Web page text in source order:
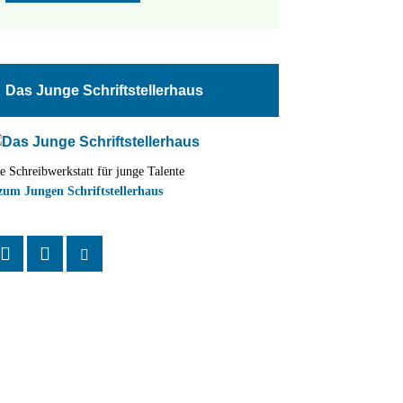
Das Junge Schriftstellerhaus
Schreibwerkstatt für junge Talente
Jungen Schriftstellerhaus